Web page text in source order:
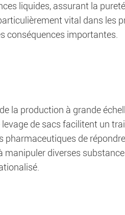
liquides, assurant la
vital dans les
conséquences importantes.
la production à grande
de sacs facilitent un
de
diverses